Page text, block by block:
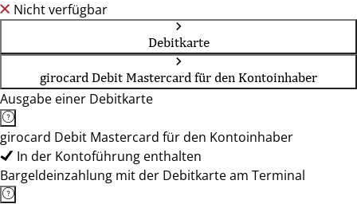
Nicht verfügbar
Debitkarte
girocard Debit Mastercard für den Kontoinhaber
Ausgabe einer Debitkarte
girocard Debit Mastercard für den Kontoinhaber
In der Kontoführung enthalten
Bargeldeinzahlung mit der Debitkarte am Terminal